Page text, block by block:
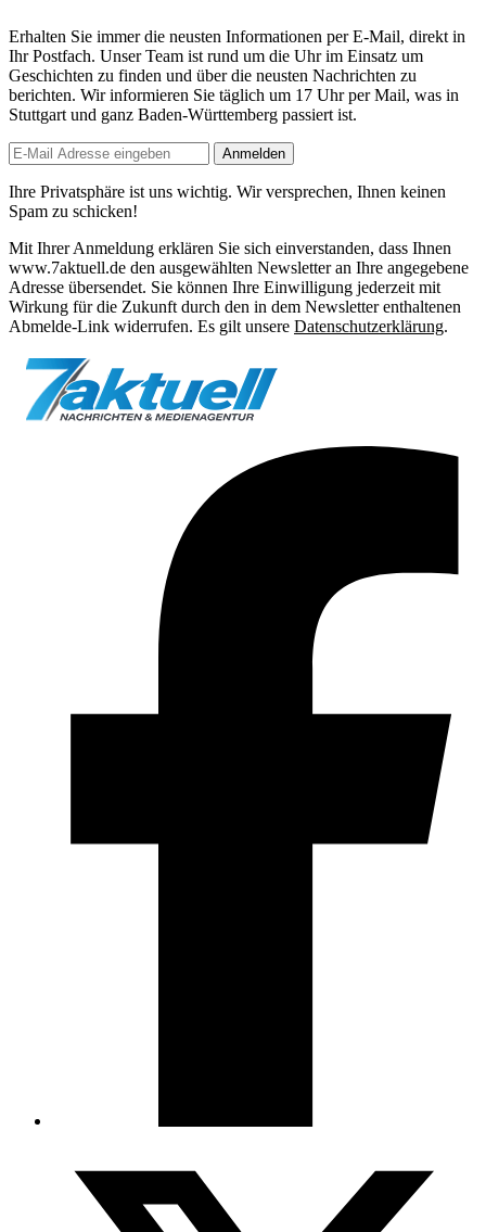
Erhalten Sie immer die neusten Informationen per E-Mail, direkt in
Ihr Postfach. Unser Team ist rund um die Uhrim Einsatz um
Geschichten zu finden und über die neusten Nachrichten zu
berichten. Wir informieren Sie täglich um 17 Uhrper Mail, was in
Stuttgart und ganz Baden-Württemberg passiert ist.
Anmelden
Ihre Privatsphäre ist uns wichtig. Wir versprechen, Ihnen keinen
Spam zu schicken!
Mit Ihrer Anmeldung erklären Sie sich einverstanden, dass Ihnen
www.7aktuell.de den ausgewählten Newsletter an Ihre angegebene
Adresse übersendet. Sie können Ihre Einwilligung jederzeit mit
Wirkung für die Zukunft durch den in dem Newsletter enthaltenen
Abmelde-Link widerrufen. Es gilt unsere Datenschutzerklärung.